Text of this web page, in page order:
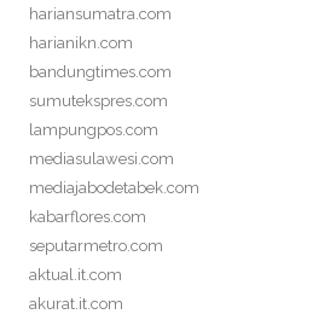
hariansumatra.com
harianikn.com
bandungtimes.com
sumutekspres.com
lampungpos.com
mediasulawesi.com
mediajabodetabek.com
kabarflores.com
seputarmetro.com
aktual.it.com
akurat.it.com